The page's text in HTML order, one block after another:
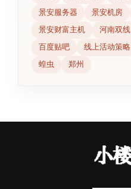
景安服务器 景安机房
景安财富主机 河南双线
百度贴吧 线上活动策略
蝗虫 郑州